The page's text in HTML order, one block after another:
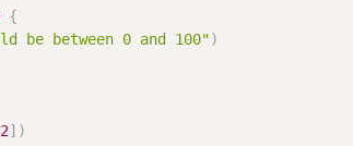
{
be between 0 and 100")
2] )